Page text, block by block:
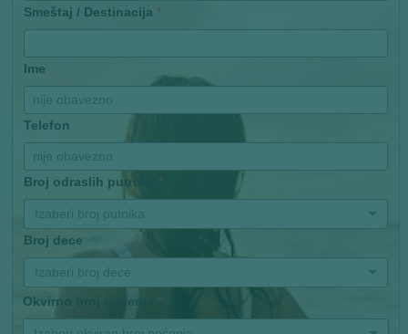
Smeštaj / Destinacija *
Ime
Telefon
Broj odraslih putnika *
Izaberi broj putnika
Broj dece
Izaberi broj dece
Okvirno broj noćenja *